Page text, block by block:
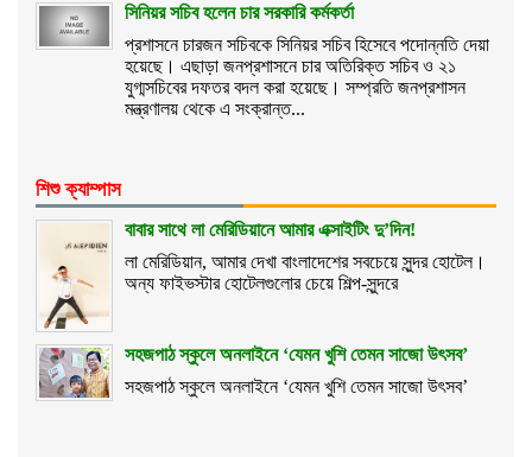
সিনিয়র সচিব হলেন চার সরকারি কর্মকর্তা
প্রশাসনে চারজন সচিবকে সিনিয়র সচিব হিসেবে পদোন্নতি দেয়া
হয়েছে। এছাড়া জনপ্রশাসনে চার অতিরিক্ত সচিব ও ২১
যুগ্মসচিবের দফতর বদল করা হয়েছে। সম্প্রতি জনপ্রশাসন
মন্ত্রণালয় থেকে এ সংক্রান্ত...
শিশু ক্যাম্পাস
বাবার সাথে লা মেরিডিয়ানে আমার এক্সাইটিং দু’দিন!
লা মেরিডিয়ান, আমার দেখা বাংলাদেশের সবচেয়ে সুন্দর হোটেল।
অন্য ফাইভস্টার হোটেলগুলোর চেয়ে শিল্প-সুন্দরে
সহজপাঠ স্কুলে অনলাইনে ‘যেমন খুশি তেমন সাজো উৎসব’
সহজপাঠ স্কুলে অনলাইনে ‘যেমন খুশি তেমন সাজো উৎসব’